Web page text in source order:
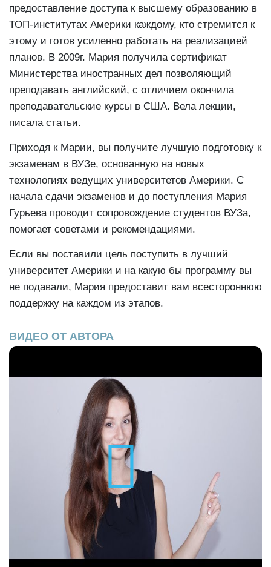
предоставление доступа к высшему образованию в
ТОП-институтах Америки каждому, кто стремится к
этому и готов усиленно работать на реализацией
планов. В 2009г. Мария получила сертификат
Министерства иностранных дел позволяющий
преподавать английский, с отличием окончила
преподавательские курсы в США. Вела лекции,
писала статьи.
Приходя к Марии, вы получите лучшую подготовку к
экзаменам в ВУЗе, основанную на новых
технологиях ведущих университетов Америки. С
начала сдачи экзаменов и до поступления Мария
Гурьева проводит сопровождение студентов ВУЗа,
помогает советами и рекомендациями.
Если вы поставили цель поступить в лучший
университет Америки и на какую бы программу вы
не подавали, Мария предоставит вам всестороннюю
поддержку на каждом из этапов.
ВИДЕО ОТ АВТОРА